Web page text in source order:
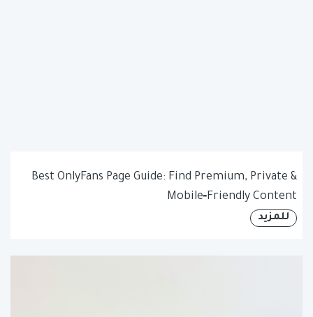
Best OnlyFans Page Guide: Find Premium, Private &
Mobile‑Friendly Content
للمزيد